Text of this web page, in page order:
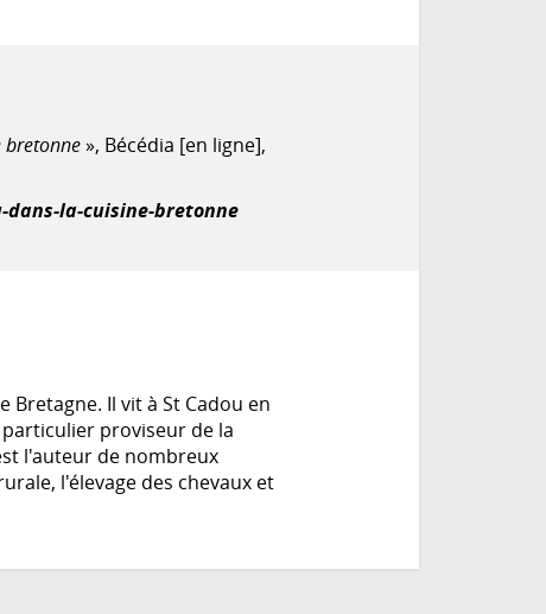
bretonne», Bécédia [en ligne],
la-cuisine-bretonne
Bretagne. Il vit à St Cadou en
proviseur de la
l'auteur de nombreux
l'élevage des chevaux et